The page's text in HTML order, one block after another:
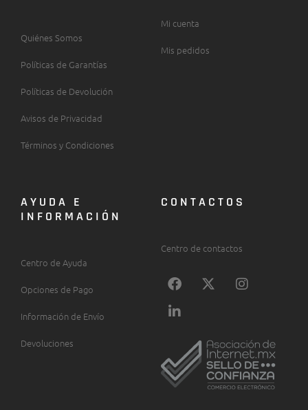
Quiénes Somos
Políticas de Garantías
Políticas de Devolución
Avisos de Privacidad
Términos y Condiciones
Mi cuenta
Mis pedidos
AYUDA E
INFORMACIÓN
Centro de Ayuda
Opciones de Pago
Información de Envío
Devoluciones
CONTACTOS
Centro de contactos
F
a
e
o
k
X
-
t
t
e
r
I
n
g
r
a
m
L
i
k
i
n
-